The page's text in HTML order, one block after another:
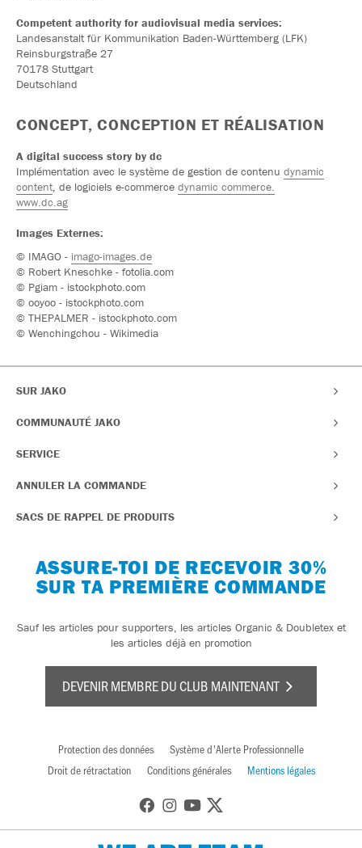
Competent authority for audiovisual media services:
Landesanstalt für Kommunikation Baden-Württemberg (LFK)
Reinsburgstraße 27
70178 Stuttgart
Deutschland
CONCEPT, CONCEPTION ET RÉALISATION
A digital success story by dc
Implémentation avec le système de gestion de contenu dynamic
content, de logiciels e-commerce dynamic commerce.
www.dc.ag
Images Externes:
© IMAGO - imago-images.de
© Robert Kneschke - fotolia.com
© Pgiam - istockphoto.com
© ooyoo - istockphoto.com
© THEPALMER - istockphoto.com
© Wenchingchou - Wikimedia
SUR JAKO
COMMUNAUTÉ JAKO
SERVICE
ANNULER LA COMMANDE
SACS DE RAPPEL DE PRODUITS
ASSURE-TOI DE RECEVOIR 30%
SUR TA PREMIÈRE COMMANDE
Sauf les articles pour supporters, les articles Organic & Doubletex et
les articles déjà en promotion
DEVENIR MEMBRE DU CLUB MAINTENANT
Protection des données
Système d'Alerte Professionnelle
Droit de rétractation
Conditions générales Mentions légales